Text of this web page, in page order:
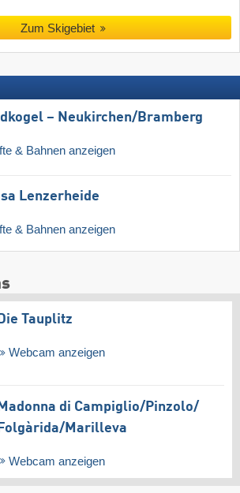
Zum Skigebiet
– Neukirchen/​Bramberg
& Bahnen anzeigen
Lenzerheide
& Bahnen anzeigen
Die Tauplitz
Webcam anzeigen
Madonna di Campiglio/​Pinzolo/​
Folgàrida/​Marilleva
Webcam anzeigen